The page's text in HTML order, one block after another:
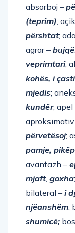
absorboj –
(teprim);
përshtat;
agrar –
veprimtari;
kohës, i
mjedis;
kundër; apel
përvetësoj;
pamje,
avantazh –
mjaft, goxha
bilateral – i
njëanshëm;
shumicë;